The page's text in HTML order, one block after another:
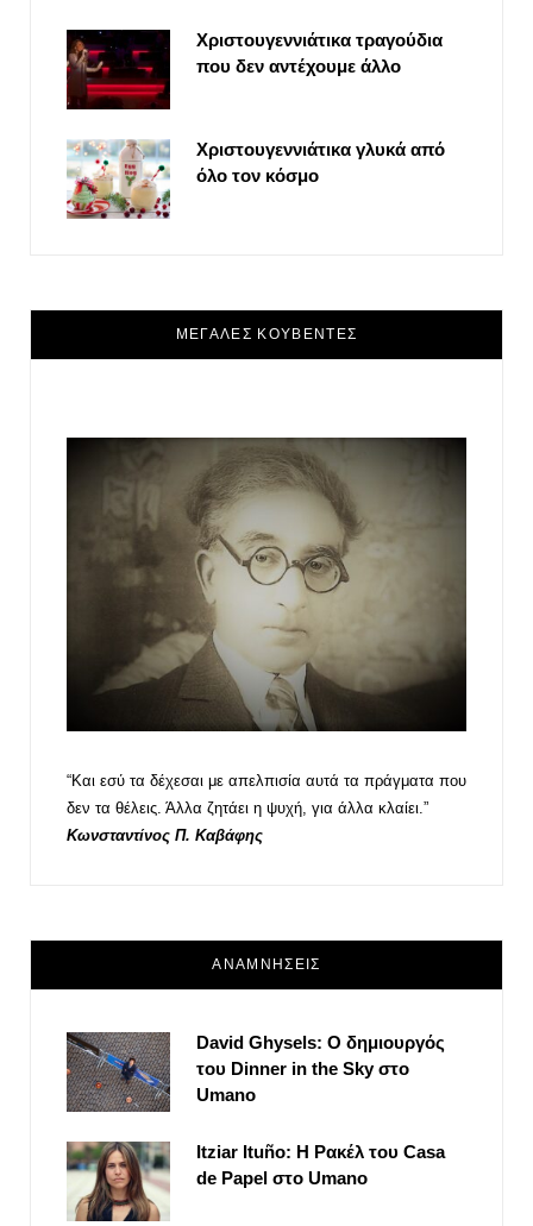
Χριστουγεννιάτικα τραγούδια
που δεν αντέχουμε άλλο
Χριστουγεννιάτικα γλυκά από
όλο τον κόσμο
ΜΕΓΑΛΕΣ ΚΟΥΒΕΝΤΕΣ
“Και εσύ τα δέχεσαι με απελπισία αυτά τα πράγματα που
δεν τα θέλεις. Άλλα ζητάει η ψυχή, για άλλα κλαίει.”
Κωνσταντίνος Π. Καβάφης
ΑΝΑΜΝΗΣΕΙΣ
David Ghysels: Ο δημιουργός
του Dinner in the Sky στο
Umano
Itziar Ituño: Η Ρακέλ του Casa
de Papel στο Umano